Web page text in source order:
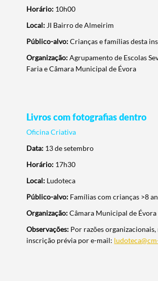
Horário: 10h00
Local: JI Bairro de Almeirim
Público-alvo:Crianças e famílias desta
Organização:Agrupamento de Escolas
Faria e Câmara Municipal de Évora
Livros com fotografias dentro
Oficina Criativa
Data: 13 de setembro
Horário: 17h30
Local: Ludoteca
Público-alvo: Famílias com crianças >8
Organização:Câmara Municipal de Évora
Observações: Por razões organizacionais,
inscrição prévia por e-mail: